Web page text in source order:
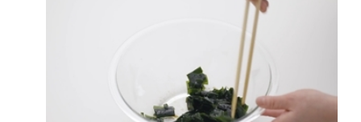
わかめを切ったあとで、水分をさらにしぼるのがポイ
ント。余分な水分が抜けることで、調味料がしっかり